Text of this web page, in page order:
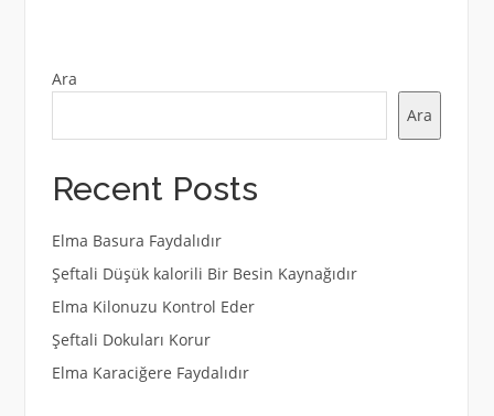
Ara
Ara
Recent Posts
Elma Basura Faydalıdır
Şeftali Düşük kalorili Bir Besin Kaynağıdır
Elma Kilonuzu Kontrol Eder
Şeftali Dokuları Korur
Elma Karaciğere Faydalıdır